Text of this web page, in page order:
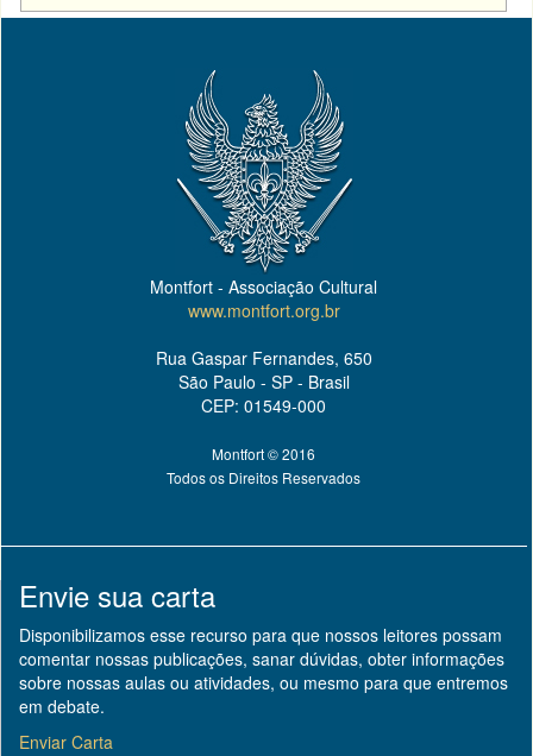
Montfort - Associação Cultural
www.montfort.org.br
Rua Gaspar Fernandes, 650
São Paulo - SP - Brasil
CEP: 01549-000
Montfort © 2016
Todos os Direitos Reservados
Envie sua carta
Disponibilizamos esse recurso para que nossos leitores possam
comentar nossas publicações, sanar dúvidas, obter informações
sobre nossas aulas ou atividades, ou mesmo para que entremos
em debate.
Enviar Carta